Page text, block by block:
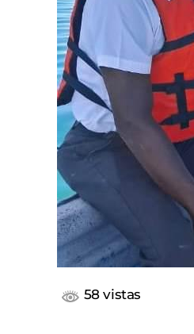
58 vistas